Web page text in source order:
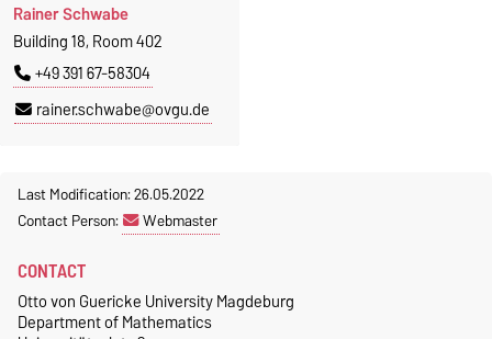
Rainer Schwabe
Building 18, Room 402
+49 391 67-58304
rainer.schwabe@ovgu.de
Last Modification: 26.05.2022
Contact Person:
Webmaster
CONTACT
Otto von Guericke University Magdeburg
Department of Mathematics